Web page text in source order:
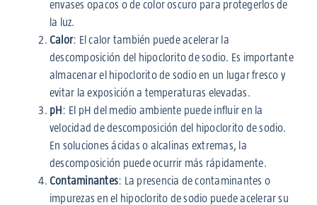
envases opacos o de color oscuro para protegerlos de
la luz.
Calor: El calor también puede acelerar la
descomposición del hipoclorito de sodio. Es importante
almacenar el hipoclorito de sodio en un lugar fresco y
evitar la exposición a temperaturas elevadas.
pH: El pH del medio ambiente puede influir en la
velocidad de descomposición del hipoclorito de sodio.
En soluciones ácidas o alcalinas extremas, la
descomposición puede ocurrir más rápidamente.
Contaminantes: La presencia de contaminantes o
impurezas en el hipoclorito de sodio puede acelerar su